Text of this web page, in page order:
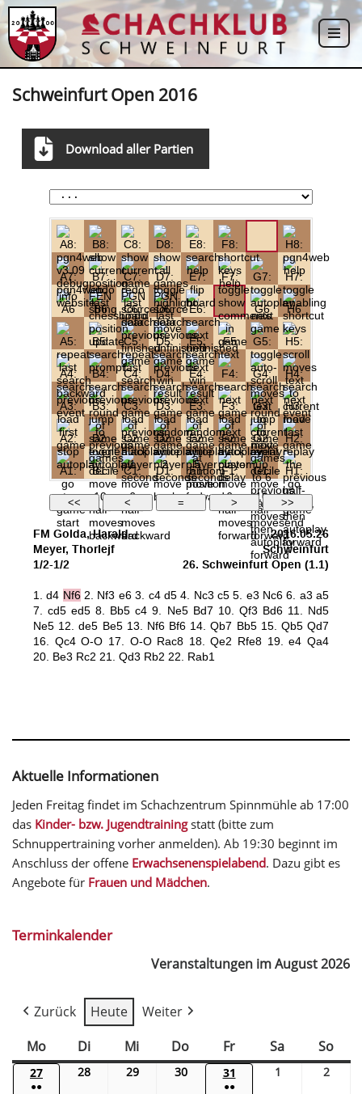
Zum
Inhalt
Schweinfurt Open 2016
Download aller Partien
Aktuelle Informationen
Jeden Freitag findet im Schachzentrum Spinnmühle ab 17:00
das Kinder- bzw. Jugendtrainingstatt (bitte zum
Schnuppertraining vorher anmelden). Ab 19:30 beginnt im
Anschluss der offene Erwachsenenspielabend. Dazu gibt es
Angebote für Frauen und Mädchen.
Terminkalender
Veranstaltungen im August 2026
Zurück Heute
Weiter
Mo
Di Mi Do Fr Sa So
27
●●
28 29 30 31
●●
1 2